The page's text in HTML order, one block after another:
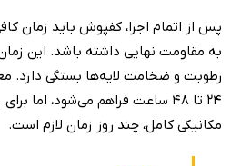
پس از اتمام اجرا، کفپوش باید زمان
به مقاومت نهایی داشته باشد. این
رطوبت و ضخامت لایه‌ها بستگی دارد.
۲۴ تا ۴۸ ساعت فراهم می‌شود،
مکانیکی کامل، چند روز زمان لازم است.